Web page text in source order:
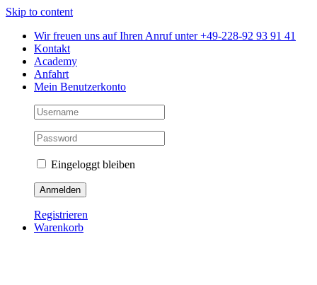
Skip to content
Wir freuen uns auf Ihren Anruf unter +49-228-92 93 91 41
Kontakt
Academy
Anfahrt
Mein Benutzerkonto
Eingeloggt bleiben
Registrieren
Warenkorb